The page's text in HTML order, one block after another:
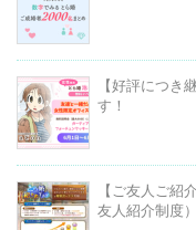
【好評につき
す！
【ご友人ご紹
友人紹介制度